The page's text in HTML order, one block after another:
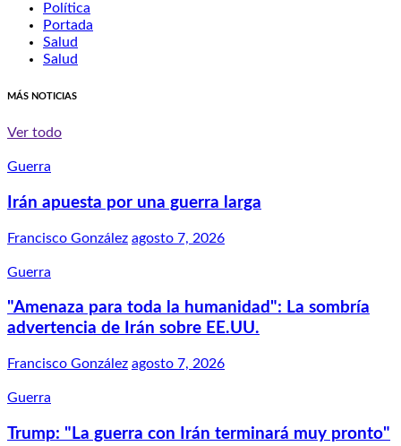
Política
Portada
Salud
Salud
MÁS NOTICIAS
Ver todo
Guerra
Irán apuesta por una guerra larga
Francisco González agosto 7, 2026
Guerra
"Amenaza para toda la humanidad": La sombría
advertencia de Irán sobre EE.UU.
Francisco González agosto 7, 2026
Guerra
Trump: "La guerra con Irán terminará muy pronto"